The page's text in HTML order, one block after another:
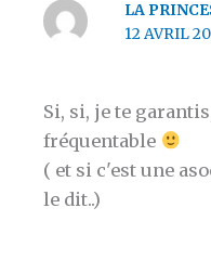
LA
12 AVRIL
Si, si, je te
fréquentable
( et si c'est une
le dit..)